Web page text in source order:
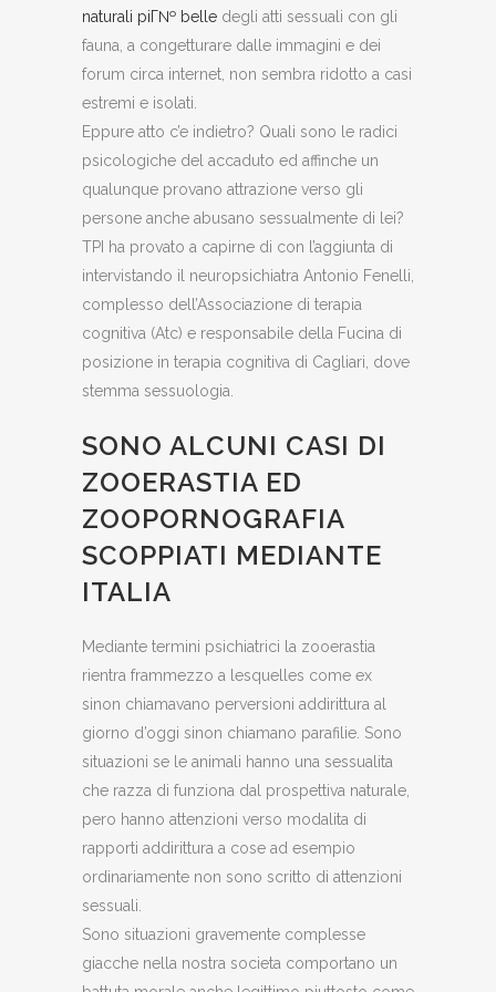
naturali piГ№ belle degli atti sessuali con gli
fauna, a congetturare dalle immagini e dei
forum circa internet, non sembra ridotto a casi
estremi e isolati.
Eppure atto c’e indietro? Quali sono le radici
psicologiche del accaduto ed affinche un
qualunque provano attrazione verso gli
persone anche abusano sessualmente di lei?
TPI ha provato a capirne di con l’aggiunta di
intervistando il neuropsichiatra Antonio Fenelli,
complesso dell’Associazione di terapia
cognitiva (Atc) e responsabile della Fucina di
posizione in terapia cognitiva di Cagliari, dove
stemma sessuologia.
SONO ALCUNI CASI DI
ZOOERASTIA ED
ZOOPORNOGRAFIA
SCOPPIATI MEDIANTE
ITALIA
Mediante termini psichiatrici la zooerastia
rientra frammezzo a lesquelles come ex
sinon chiamavano perversioni addirittura al
giorno d’oggi sinon chiamano parafilie. Sono
situazioni se le animali hanno una sessualita
che razza di funziona dal prospettiva naturale,
pero hanno attenzioni verso modalita di
rapporti addirittura a cose ad esempio
ordinariamente non sono scritto di attenzioni
sessuali.
Sono situazioni gravemente complesse
giacche nella nostra societa comportano un